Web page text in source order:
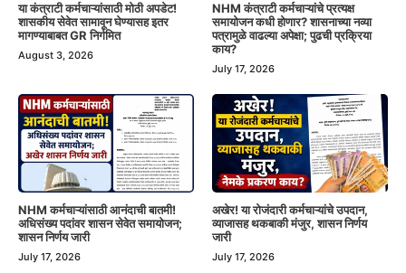
या कंत्राटी कर्मचाऱ्यांसाठी मोठी अपडेट!
शासकीय सेवेत सामावून घेण्यासह इतर
मागण्याबाबत GR निर्गमित
August 3, 2026
NHM कंत्राटी कर्मचाऱ्यांचे प्रत्यक्ष
समायोजन कधी होणार? शासनाच्या नव्या
पत्रामुळे वाढल्या अपेक्षा; पुढची प्रक्रिया
काय?
July 17, 2026
NHM कर्मचाऱ्यांसाठी आनंदाची बातमी!
अधिसंख्य पदांवर शासन सेवेत समायोजन;
शासन निर्णय जारी
July 17, 2026
अखेर! या रोजंदारी कर्मचाऱ्यांचे उपदान,
व्याजासह थकबाकी मंजुर, शासन निर्णय
जारी
July 17, 2026